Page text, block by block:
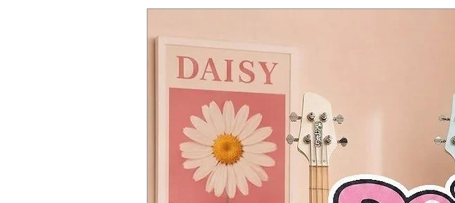
HXM HDP-5 เป็นแพดกลองไฟฟ้าที่ตอบโจทย์การใช้งานระดับมืออา
ยืดหยุ่น, และความสามารถในการขยายอุปกรณ์ ทำให้เป็นเครื่องมือที่ท